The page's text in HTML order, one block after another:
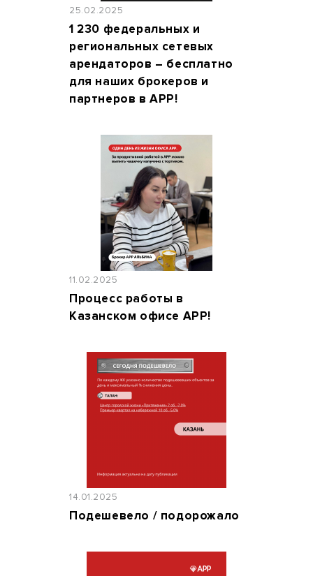
25.02.2025
1 230 федеральных и
региональных сетевых
арендаторов – бесплатно
для наших брокеров и
партнеров в АРР!
11.02.2025
Процесс работы в
Казанском офисе АРР!
14.01.2025
Подешевело / подорожало